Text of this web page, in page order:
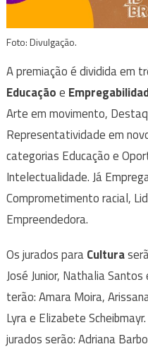
Foto: Divulgação.
A premiação é dividida em
Educaçãoe
Arte em movimento,
Representatividade em
categorias Educação e
Intelectualidade. Já
Comprometimento racial,
Empreendedora.
Os jurados paraCultura
José Junior, Nathalia
terão: Amara Moira,
Lyra e Elizabete
jurados serão: Adriana